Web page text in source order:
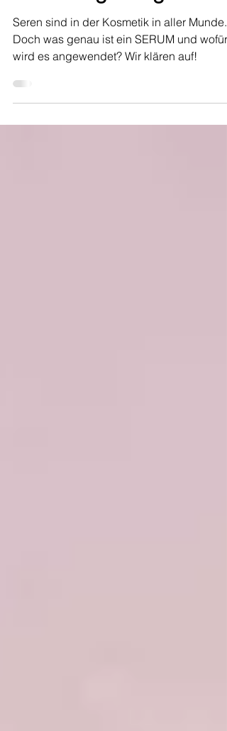
Vergleich zu anderen
Kosmetikgattungen
Seren sind in der Kosmetik in aller Munde.
Doch was genau ist ein SERUM und wofür
wird es angewendet? Wir klären auf!